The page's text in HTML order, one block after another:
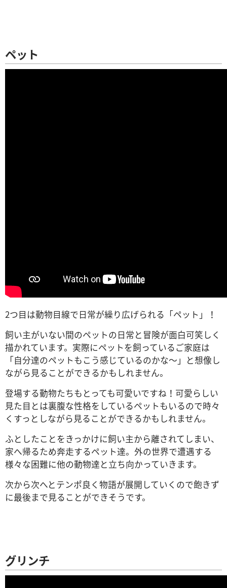
ペット
2つ目は動物目線で日常が繰り広げられる「ペット」！
飼い主がいない間のペットの日常と冒険が面白可笑しく
描かれています。実際にペットを飼っているご家庭は
「自分達のペットもこう感じているのかな～」と想像し
ながら見ることができるかもしれません。
登場する動物たちもとっても可愛いですね！可愛らしい
見た目とは裏腹な性格をしているペットもいるので時々
くすっとしながら見ることができるかもしれません。
ふとしたことをきっかけに飼い主から離されてしまい、
家へ帰るため奔走するペット達。外の世界で遭遇する
様々な困難に他の動物達と立ち向かっていきます。
次から次へとテンポ良く物語が展開していくので飽きず
に最後まで見ることができそうです。
グリンチ